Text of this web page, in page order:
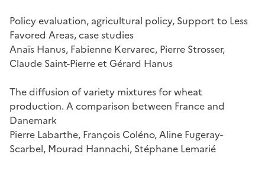
Policy evaluation, agricultural policy, Support to Less
Favored Areas, case studies
Anaïs Hanus, Fabienne Kervarec, Pierre Strosser,
Claude Saint-Pierre et Gérard Hanus
The diffusion of variety mixtures for wheat
production. A comparison between France and
Danemark
Pierre Labarthe, François Coléno, Aline Fugeray-
Scarbel, Mourad Hannachi, Stéphane Lemarié